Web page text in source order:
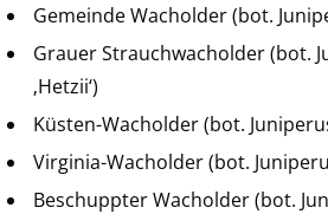
Gemeinde Wacholder (bot.
Grauer Strauchwacholder (bot.
‚Hetzii‘)
Küsten-Wacholder (bot.
Virginia-Wacholder (bot.
Beschuppter Wacholder (bot.